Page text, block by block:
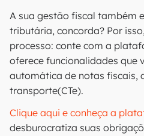
A sua gestão fiscal também
tributária, concorda? Por
processo: conte com a
oferece funcionalidades que
automática de notas fiscais,
transporte(CTe).
Clique aqui e conheça a
desburocratiza suas